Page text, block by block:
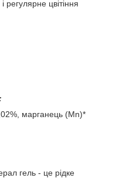
цвітіння
марганець (Mn)*
гель - це рідке